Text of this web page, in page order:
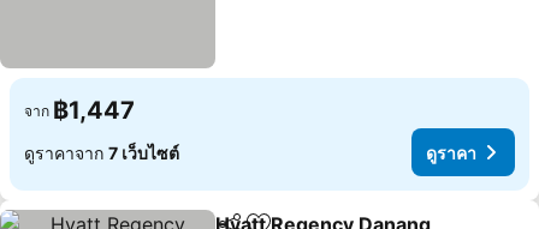
จาก ฿1,447
ดูราคาจาก 7 เว็บไซต์ ดูราคา
Hyatt Regency Danang